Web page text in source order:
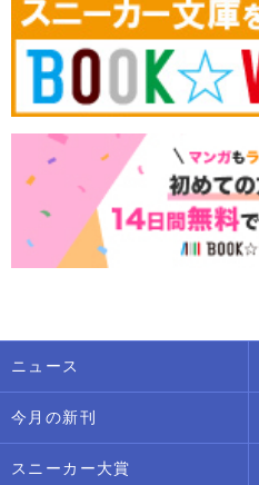
ニュース
今月の新刊
スニーカー大賞